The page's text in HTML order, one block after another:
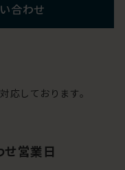
合わせ
応しております。
営業日